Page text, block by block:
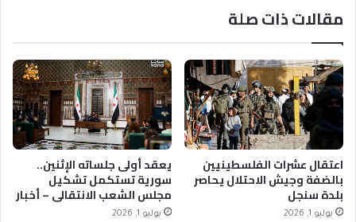
مقالات ذات صلة
اعتقال عشرات الفلسطينيين
بالضفة وجيش الاحتلال يحاصر
بلدة سنجل
يوليو 1, 2026
يعقد أولى جلساته الإثنين..
سورية تستكمل تشكيل
مجلس الشعب الانتقالي – أخبار
السعودية
يوليو 1, 2026